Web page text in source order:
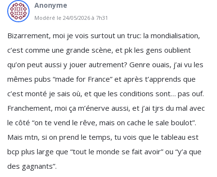
Anonyme
Modéré le 24/05/2026 à 7h31
Bizarrement, moi je vois surtout un truc: la mondialisation,
c’est comme une grande scène, et pk les gens oublient
qu’on peut aussi y jouer autrement? Genre ouais, j’ai vu les
mêmes pubs “made for France” et après t’apprends que
c’est monté je sais où, et que les conditions sont… pas ouf.
Franchement, moi ça m’énerve aussi, et j’ai tjrs du mal avec
le côté “on te vend le rêve, mais on cache le sale boulot”.
Mais mtn, si on prend le temps, tu vois que le tableau est
bcp plus large que “tout le monde se fait avoir” ou “y’a que
des gagnants”.